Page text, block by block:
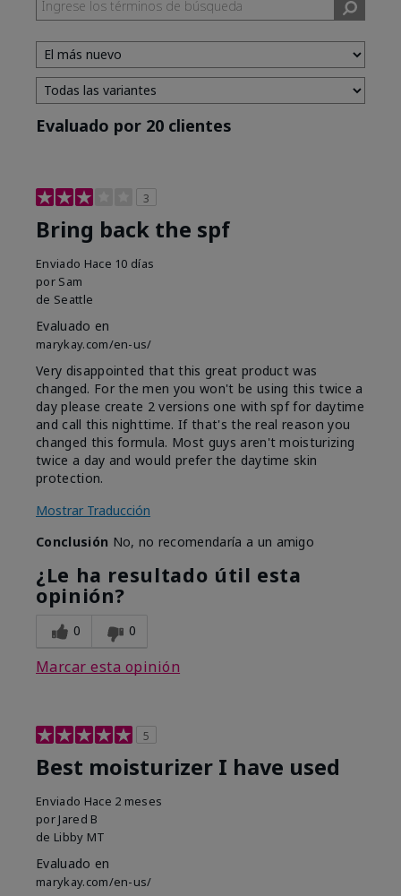
Evaluado por 20 clientes
3
Bring back the spf
Enviado Hace 10 días
por Sam
de Seattle
Evaluado en
marykay.com/en-us/
Very disappointed that this great product was
changed. For the men you won't be using this twice a
day please create 2 versions one with spf for daytime
and call this nighttime. If that's the real reason you
changed this formula. Most guys aren't moisturizing
twice a day and would prefer the daytime skin
protection.
Mostrar Traducción
Conclusión No, no recomendaría a un amigo
¿Le ha resultado útil esta
opinión?
0 0
Marcar esta opinión
5
Best moisturizer I have used
Enviado Hace 2 meses
por Jared B
de Libby MT
Evaluado en
marykay.com/en-us/